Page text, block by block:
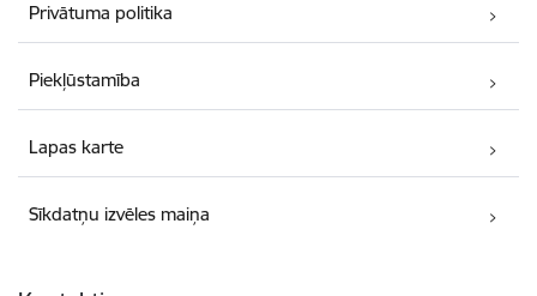
Privātuma politika
Piekļūstamība
Lapas karte
Sīkdatņu izvēles maiņa